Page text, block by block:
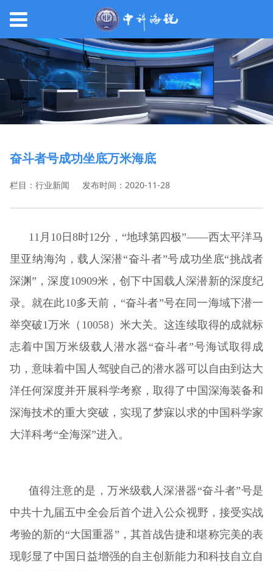
奋斗者号成功坐底万米海底
栏目：行业新闻 发布时间：2020-11-28
11月10日8时12分，“地球第四极”——西太平洋马
里亚纳海沟，载人深潜“奋斗者”号成功坐底“挑战者
深渊”，深度10909米，创下中国载人深潜新的深度纪
录。就在此10多天前，“奋斗者”号在同一海域下潜一
举突破1万米（10058）米大关。这连续取得的成就标
志着中国万米级载人潜水器“奋斗者”号海试取得成
功，意味着中国人驾驶自己的潜水器可以自由到达大
洋任何深度并开展科学考察，取得了中国深海装备和
深海技术的重大突破，实现了梦寐以求的中国科学家
大洋科考“全海深”进入。
值得注意的是，万米级载人深潜器“奋斗者”号是
中共十九届五中全会后首个进入公众视野，接受实战
考验的新的“大国重器”，其首战告捷和堪称完美的表
现彰显了中国日益增强的自主创新能力和科技自立自